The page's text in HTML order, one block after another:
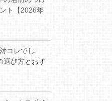
ト【2026年
コレでし
選び方とおす